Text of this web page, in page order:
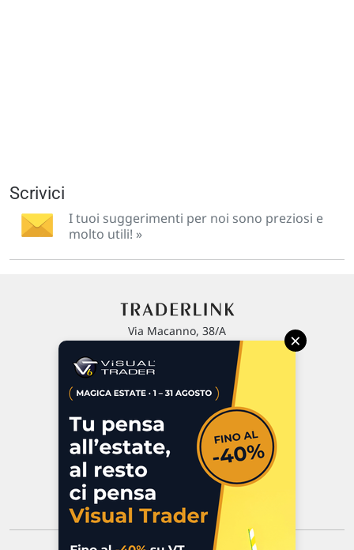
Scrivici
I tuoi suggerimenti per noi sono preziosi e
molto utili! »
Via Macanno, 38/A
P.IVA 02 452 460 401
Commenti e segnalazioni
Contattaci
×